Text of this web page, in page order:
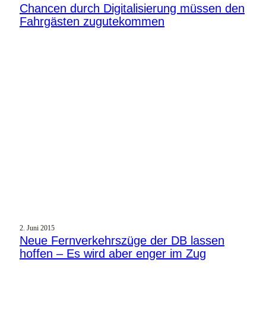
Chancen durch Digitalisierung müssen den
Fahrgästen zugutekommen
2. Juni 2015
Neue Fernverkehrszüge der DB lassen
hoffen – Es wird aber enger im Zug